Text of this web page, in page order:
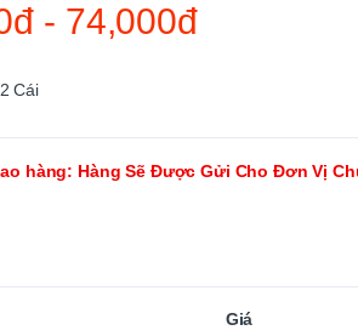
- 74,000đ
2 Cái
hàng: Hàng Sẽ Được Gửi Cho Đơn Vị
Giá